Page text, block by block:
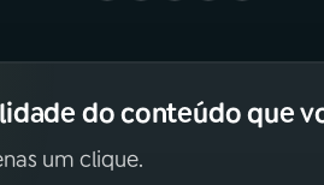
do conteúdo que
um clique.